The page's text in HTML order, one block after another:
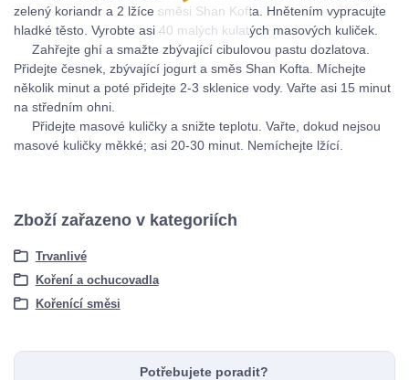
zelený koriandr a 2 lžíce směsi Shan Kofta. Hnětením vypracujte
hladké těsto. Vyrobte asi 40 malých kulatých masových kuliček.
Zahřejte ghí a smažte zbývající cibulovou pastu dozlatova.
Přidejte česnek, zbývající jogurt a směs Shan Kofta. Míchejte
několik minut a poté přidejte 2-3 sklenice vody. Vařte asi 15 minut
na středním ohni.
Přidejte masové kuličky a snižte teplotu. Vařte, dokud nejsou
masové kuličky měkké; asi 20-30 minut. Nemíchejte lžící.
Zboží zařazeno v kategoriích
Trvanlivé
Koření a ochucovadla
Kořenící směsi
Potřebujete poradit?